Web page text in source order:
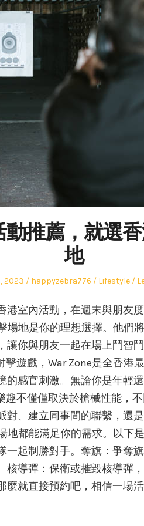
推薦，就選
地
2023 Author
happyzebra776
Posted
Lifestyle
港室內活動，在週末與朋友
場地是你的理想選擇。他們
讓你與朋友一起在場上鬥智
遊戲，War Zone是全香港
的感官刺激。無論你是年輕
趣不僅僅取決於槍械性能，
對、建立同事間的聯繫，還
地都能滿足你的需求。以下
一起制勝對手。奪旗：爭奪
核導彈：保衛或摧毀核導彈
麼就直接預約吧，相信一場